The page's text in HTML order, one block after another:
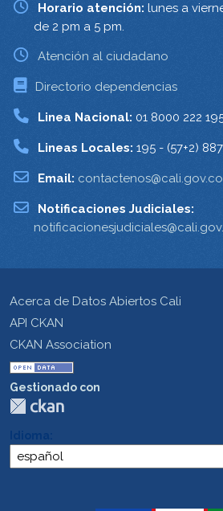
Horario atención: lunes a
de 2 pm a 5 pm.
Atención al ciudadano
Directorio dependencias
Linea Nacional: 01 8000 222
Lineas Locales: 195 - (57+2)
Email: contactenos@cali.gov.co
Notificaciones Judiciales:
Acerca de Datos Abiertos Cali
API CKAN
CKAN Association
Gestionado con